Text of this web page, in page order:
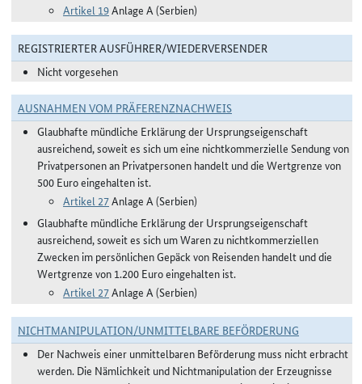
Artikel 19Anlage A (Serbien)
REGISTRIERTER AUSFÜHRER/WIEDERVERSENDER
Nicht vorgesehen
AUSNAHMEN VOM PRÄFERENZNACHWEIS
Glaubhafte mündliche Erklärung der Ursprungseigenschaft
ausreichend, soweit es sich um eine nichtkommerzielle Sendung von
Privatpersonen an Privatpersonen handelt und die Wertgrenze von
500 Euro eingehalten ist.
Artikel 27Anlage A (Serbien)
Glaubhafte mündliche Erklärung der Ursprungseigenschaft
ausreichend, soweit es sich um Waren zu nichtkommerziellen
Zwecken im persönlichen Gepäck von Reisenden handelt und die
Wertgrenze von 1.200 Euro eingehalten ist.
Artikel 27Anlage A (Serbien)
NICHTMANIPULATION/UNMITTELBARE BEFÖRDERUNG
Der Nachweis einer unmittelbaren Beförderung muss nicht erbracht
werden. Die Nämlichkeit und Nichtmanipulation der Erzeugnisse